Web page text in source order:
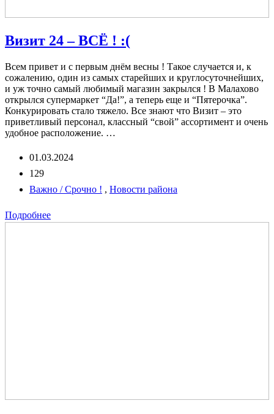
Визит 24 – ВСЁ ! :(
Всем привет и с первым днём весны ! Такое случается и, к
сожалению, один из самых старейших и круглосуточнейших,
и уж точно самый любимый магазин закрылся ! В Малахово
открылся супермаркет “Да!”, а теперь еще и “Пятерочка”.
Конкурировать стало тяжело. Все знают что Визит – это
приветливый персонал, классный “свой” ассортимент и очень
удобное расположение. …
01.03.2024
129
Важно / Срочно ! , Новости района
Подробнее